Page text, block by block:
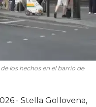
los hechos en el barrio de
Stella Gollovena,